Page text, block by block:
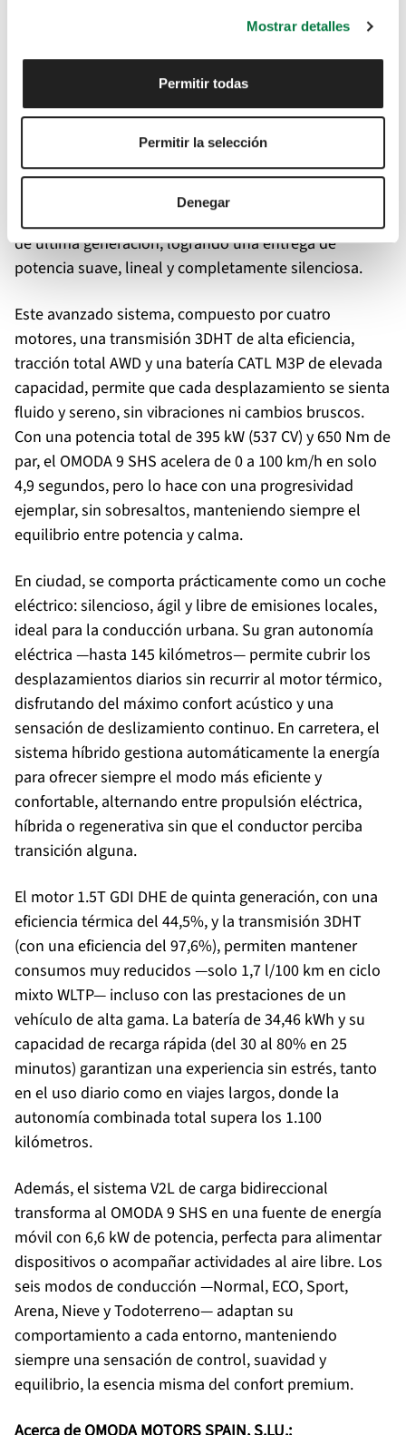
Mostrar detalles
Permitir todas
Permitir la selección
Denegar
una joya tecnológica: el ‘Super Hybrid System’ (SHS),
no solo para ofrecer cifras impresionantes, sino para
elevar la experiencia de confort a un nivel superior. Su
funcionamiento, prácticamente imperceptible,
combina el empuje instantáneo de tres motores
de última generación, logrando una entrega de
potencia suave, lineal y completamente silenciosa.
Este avanzado sistema, compuesto por cuatro
motores, una transmisión 3DHT de alta eficiencia,
tracción total AWD y una batería CATL M3P de elevada
capacidad, permite que cada desplazamiento se sienta
fluido y sereno, sin vibraciones ni cambios bruscos.
Con una potencia total de 395 kW (537 CV) y 650 Nm de
par, el OMODA 9 SHS acelera de 0 a 100 km/h en solo
4,9 segundos, pero lo hace con una progresividad
ejemplar, sin sobresaltos, manteniendo siempre el
equilibrio entre potencia y calma.
En ciudad, se comporta prácticamente como un coche
eléctrico: silencioso, ágil y libre de emisiones locales,
ideal para la conducción urbana. Su gran autonomía
eléctrica —hasta 145 kilómetros— permite cubrir los
desplazamientos diarios sin recurrir al motor térmico,
disfrutando del máximo confort acústico y una
sensación de deslizamiento continuo. En carretera, el
sistema híbrido gestiona automáticamente la energía
para ofrecer siempre el modo más eficiente y
confortable, alternando entre propulsión eléctrica,
híbrida o regenerativa sin que el conductor perciba
transición alguna.
El motor 1.5T GDI DHE de quinta generación, con una
eficiencia térmica del 44,5%, y la transmisión 3DHT
(con una eficiencia del 97,6%), permiten mantener
consumos muy reducidos —solo 1,7 l/100 km en ciclo
mixto WLTP— incluso con las prestaciones de un
vehículo de alta gama. La batería de 34,46 kWh y su
capacidad de recarga rápida (del 30 al 80% en 25
minutos) garantizan una experiencia sin estrés, tanto
en el uso diario como en viajes largos, donde la
autonomía combinada total supera los 1.100
kilómetros.
Además, el sistema V2L de carga bidireccional
transforma al OMODA 9 SHS en una fuente de energía
móvil con 6,6 kW de potencia, perfecta para alimentar
dispositivos o acompañar actividades al aire libre. Los
seis modos de conducción —Normal, ECO, Sport,
Arena, Nieve y Todoterreno— adaptan su
comportamiento a cada entorno, manteniendo
siempre una sensación de control, suavidad y
equilibrio, la esencia misma del confort premium.